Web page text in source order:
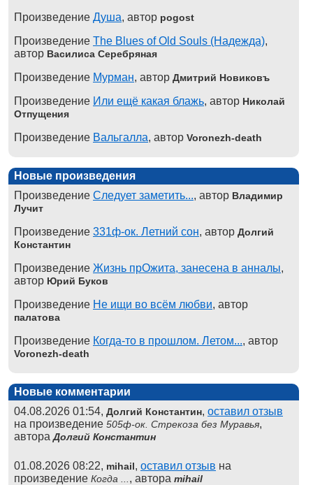
Произведение Душа, автор pogost
Произведение The Blues of Old Souls (Надежда),
автор Василиса Серебряная
Произведение Мурман, автор Дмитрий Новиковъ
Произведение Или ещё какая блажь, автор Николай
Отпущения
Произведение Вальгалла, автор Voronezh-death
Новые произведения
Произведение Следует заметить..., автор Владимир
Лучит
Произведение 331ф-ок. Летний сон, автор Долгий
Константин
Произведение Жизнь прОжита, занесена в анналы,
автор Юрий Буков
Произведение Не ищи во всём любви, автор
палатова
Произведение Когда-то в прошлом. Летом..., автор
Voronezh-death
Новые комментарии
04.08.2026 01:54, Долгий Константин, оставил отзыв
на произведение 505ф-ок. Стрекоза без Муравья,
автораДолгий Константин
01.08.2026 08:22, mihail, оставил отзыв на
произведение Когда ... , автора mihail